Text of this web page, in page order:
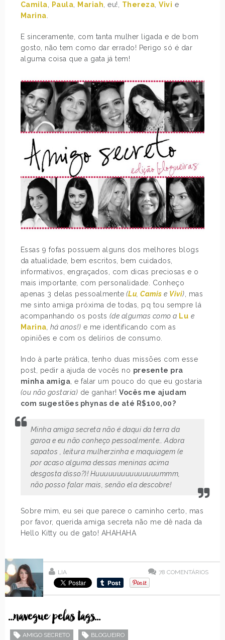
Camila
Paula Mariah , eu!, Thereza ,Vivi e
Marina
E sinceramente, com tanta mulher ligada e de bom
gosto, não tem como dar errado! Perigo só é dar
alguma coisa que a gata já tem!
Essas 9 fofas possuem alguns dos melhores blogs
da atualidade, bem escritos, bem cuidados,
informativos, engraçados, com dicas preciosas e o
mais importante, com personalidade. Conheço
apenas 3 delas pessoalmente (Lu ,Camis e Vivi) , mas
me sinto amiga próxima de todas, pq tou sempre lá
acompanhando os posts (de algumas como a Lu e
Marina , há anos!) e me identificando com as
opiniões e com os delírios de consumo.
Indo à parte prática, tenho duas missões com esse
post, pedir a ajuda de vocês no presente pra
minha amiga , e falar um pouco do que eu gostaria
(ou não gostaria) de ganhar!Vocês me ajudam
com sugestões phynas de até R$100,00?
Minha amiga secreta não é daqui da terra da
garoa e eu não conheço pessoalmente… Adora
sapatos
, leitura mulherzinha e maquiagem (e
por acaso alguma dessas meninas acima
desgosta disso?)! Huuuuuuuuuuuuuuummm,
não posso falar mais, senão ela descobre!
Sobre mim, eu sei que parece o caminho certo, mas
por favor, querida amiga secreta não me dê nada da
Hello Kitty ou de gato! AHAHAHA
LIA 78 COMENTÁRIOS
...navegue pelas tags...
AMIGO SECRETO BLOGUEIRO